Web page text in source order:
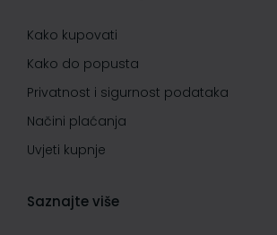
Kako kupovati
Kako do popusta
Privatnost i sigurnost podataka
Načini plaćanja
Uvjeti kupnje
Saznajte više